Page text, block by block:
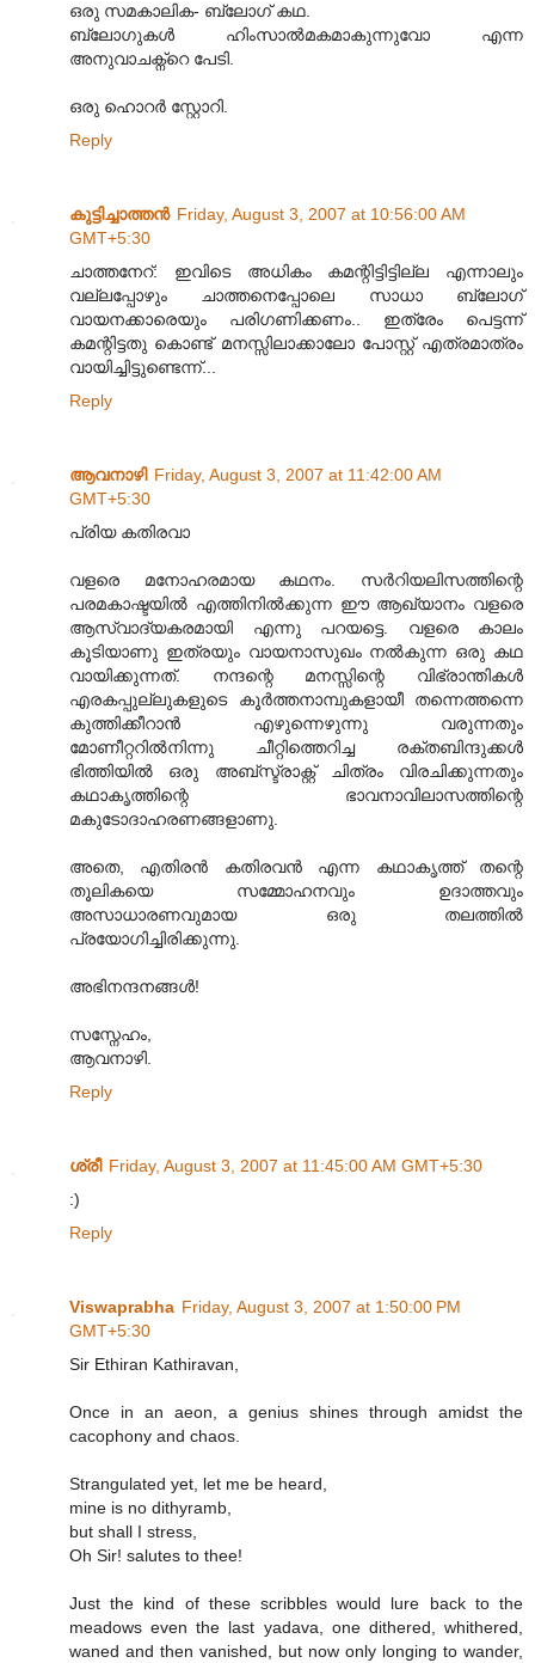
ഒരു സമകാലിക- ബ്ലോഗ് കഥ.
ബ്ലോഗുകള്‍ ഹിംസാല്‍മകമാകുന്നുവോ എന്ന
അനുവാചക്ന്റെ പേടി.
ഒരു ഹൊറര്‍ സ്റ്റോറി.
Reply
കുട്ടിച്ചാത്തന്‍ Friday, August 3, 2007 at 10:56:00 AM
GMT+5:30
ചാത്തനേറ്: ഇവിടെ അധികം കമന്റിട്ടിട്ടില്ല എന്നാലും
വല്ലപ്പോഴും ചാത്തനെപ്പോലെ സാധാ ബ്ലോഗ്
വായനക്കാരെയും പരിഗണിക്കണം.. ഇത്രേം പെട്ടന്ന്
കമന്റിട്ടതു കൊണ്ട് മനസ്സിലാക്കാലോ പോസ്റ്റ് എത്രമാത്രം
വായിച്ചിട്ടുണ്ടെന്ന്...
Reply
ആവനാഴി Friday, August 3, 2007 at 11:42:00 AM
GMT+5:30
പ്രിയ കതിരവാ
വളരെ മനോഹരമായ കഥനം. സര്‍‌റിയലിസത്തിന്റെ
പരമകാഷ്ടയില്‍ എത്തിനില്‍ക്കുന്ന ഈ ആഖ്യാനം വളരെ
ആസ്വാദ്യകരമായി എന്നു പറയട്ടെ. വളരെ കാലം
കൂടിയാണു ഇത്രയും വായനാസുഖം നല്‍കുന്ന ഒരു കഥ
വായിക്കുന്നത്. നന്ദന്റെ മനസ്സിന്റെ വിഭ്രാന്തികള്‍
എരകപ്പുല്ലുകളുടെ കൂര്‍ത്തനാമ്പുകളായീ തന്നെത്തന്നെ
കുത്തിക്കീറാന്‍ എഴുന്നെഴുന്നു വരുന്നതും
മോണീറ്ററില്‍നിന്നു ചീറ്റിത്തെറിച്ച രക്തബിന്ദുക്കള്‍
ഭിത്തിയില്‍ ഒരു അബ്സ്ട്രാക്റ്റ് ചിത്രം വിരചിക്കുന്നതും
കഥാകൃത്തിന്റെ ഭാവനാവിലാസത്തിന്റെ
മകുടോദാഹരണങ്ങളാണു.
അതെ, എതിരന്‍ കതിരവന്‍ എന്ന കഥാകൃത്ത് തന്റെ
തൂലികയെ സമ്മോഹനവും ഉദാത്തവും
അസാധാരണവുമായ ഒരു തലത്തില്‍
പ്രയോഗിച്ചിരിക്കുന്നു.
അഭിനന്ദനങ്ങള്‍!
സസ്നേഹം,
ആവനാഴി.
Reply
ശ്രീ Friday, August 3, 2007 at 11:45:00 AM GMT+5:30
:)
Reply
Viswaprabha Friday, August 3, 2007 at 1:50:00 PM
GMT+5:30
Sir Ethiran Kathiravan,
Once in an aeon, a genius shines through amidst the
cacophony and chaos.
Strangulated yet, let me be heard,
mine is no dithyramb,
but shall I stress,
Oh Sir! salutes to thee!
Just the kind of these scribbles would lure back to the
meadows even the last yadava, one dithered, whithered,
waned and then vanished, but now only longing to wander,